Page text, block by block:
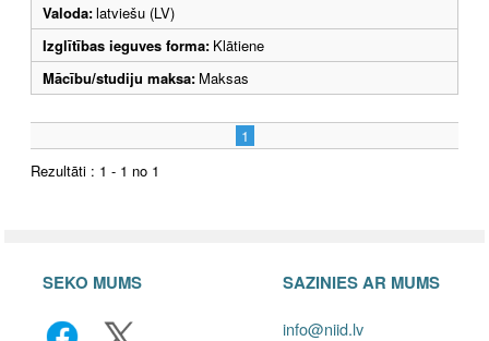
Valoda:latviešu (LV)
Izglītības ieguves forma: Klātiene
Mācību/studiju maksa: Maksas
1
Rezultāti : 1 - 1 no 1
SEKO MUMS SAZINIES AR MUMS
info@niid.lv